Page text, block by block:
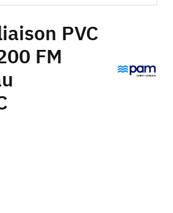
PVC
FM